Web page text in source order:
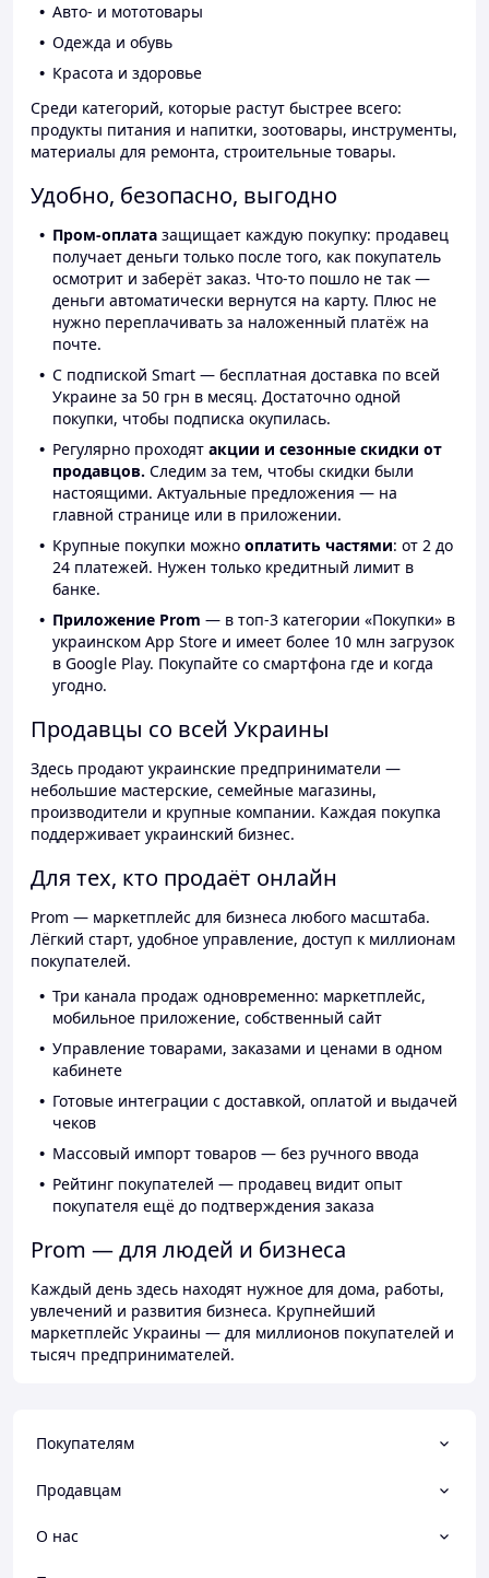
Авто- и мототовары
Одежда и обувь
Красота и здоровье
Среди категорий, которые растут быстрее всего:
продукты питания и напитки, зоотовары, инструменты,
материалы для ремонта, строительные товары.
Удобно, безопасно, выгодно
Пром-оплата защищает каждую покупку: продавец
получает деньги только после того, как покупатель
осмотрит и заберёт заказ. Что-то пошло не так —
деньги автоматически вернутся на карту. Плюс не
нужно переплачивать за наложенный платёж на
почте.
С подпиской Smart — бесплатная доставка по всей
Украине за 50 грн в месяц. Достаточно одной
покупки, чтобы подписка окупилась.
Регулярно проходят акции и сезонные скидки от
продавцов. Следим за тем, чтобы скидки были
настоящими. Актуальные предложения — на
главной странице или в приложении.
Крупные покупки можно оплатить частями: от 2 до
24 платежей. Нужен только кредитный лимит в
банке.
Приложение Prom — в топ-3 категории «Покупки» в
украинском App Store и имеет более 10 млн загрузок
в Google Play. Покупайте со смартфона где и когда
угодно.
Продавцы со всей Украины
Здесь продают украинские предприниматели —
небольшие мастерские, семейные магазины,
производители и крупные компании. Каждая покупка
поддерживает украинский бизнес.
Для тех, кто продаёт онлайн
Prom — маркетплейс для бизнеса любого масштаба.
Лёгкий старт, удобное управление, доступ к миллионам
покупателей.
Три канала продаж одновременно: маркетплейс,
мобильное приложение, собственный сайт
Управление товарами, заказами и ценами в одном
кабинете
Готовые интеграции с доставкой, оплатой и выдачей
чеков
Массовый импорт товаров — без ручного ввода
Рейтинг покупателей — продавец видит опыт
покупателя ещё до подтверждения заказа
Prom — для людей и бизнеса
Каждый день здесь находят нужное для дома, работы,
увлечений и развития бизнеса. Крупнейший
маркетплейс Украины — для миллионов покупателей и
тысяч предпринимателей.
Покупателям
Продавцам
О нас